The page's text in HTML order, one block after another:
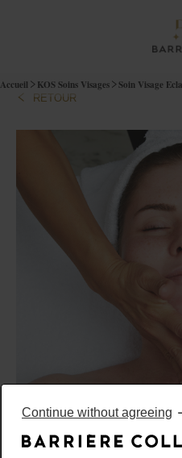
Continue without agreeing
Accueil KOS Soins Visages Soin Visage
RETOUR